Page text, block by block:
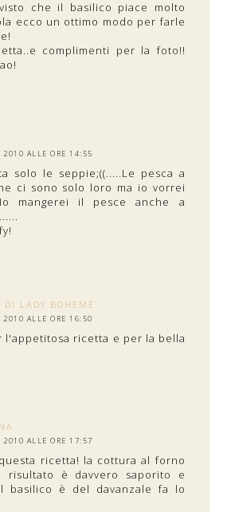
che il basilico piace molto
ecco un ottimo modo per farle
complimenti per la foto!!
2010 ALLE ORE 14:55
solo le seppie;((.....Le pesca a
ci sono solo loro ma io vorrei
mangerei il pesce anche a
DI LADY BOHEME
2010 ALLE ORE 16:50
l'appetitosa ricetta e per la bella
2010 ALLE ORE 17:57
ricetta! la cottura al forno
risultato è davvero saporito e
basilico è del davanzale fa lo